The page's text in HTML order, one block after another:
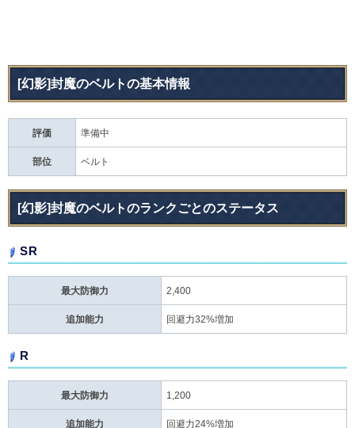
[幻影]封魔のベルトの基本情報
評価 準備中
部位 ベルト
[幻影]封魔のベルトのランクごとのステータス
SR
最大防御力 2,400
追加能力 回避力32%増加
R
最大防御力 1,200
追加能力 回避力24%増加